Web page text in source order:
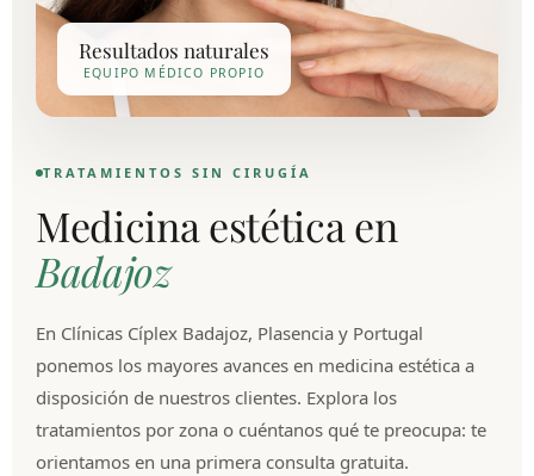
TRATAMIENTOS SIN CIRUGÍA
Medicina estética en
Badajoz
En Clínicas Cíplex Badajoz, Plasencia y Portugal
ponemos los mayores avances en medicina estética a
disposición de nuestros clientes. Explora los
tratamientos por zona o cuéntanos qué te preocupa: te
orientamos en una primera consulta gratuita.
Resultados naturales
EQUIPO MÉDICO PROPIO